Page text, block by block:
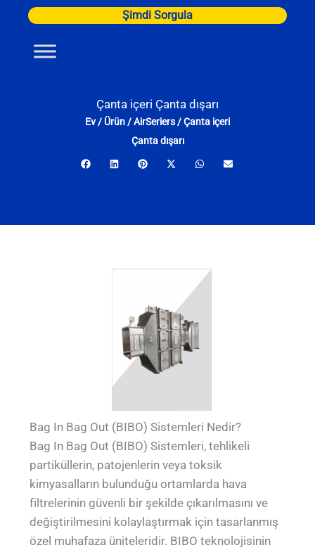
İçeriğe
Şimdi Sorgula
Çanta içeri Çanta dışarı
Ev/ Ürün/AirSeriers/Çanta içeri
Çanta dışarı
Bag In Bag Out (BIBO) Sistemleri Nedir?
Bag In Bag Out (BIBO) Sistemleri, tehlikeli
partiküllerin, patojenlerin veya toksik
kimyasalların bulunduğu ortamlarda hava
filtrelerinin güvenli bir şekilde çıkarılmasını ve
değiştirilmesini kolaylaştırmak için tasarlanmış
özel muhafaza üniteleridir. BIBO teknolojisinin